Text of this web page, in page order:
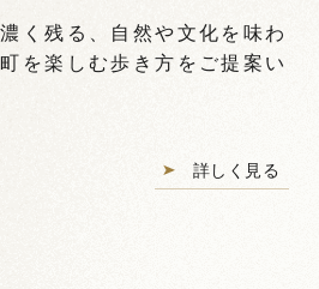
く残る、自然や文化を味わ
を楽しむ歩き方をご提案い
詳しく見る